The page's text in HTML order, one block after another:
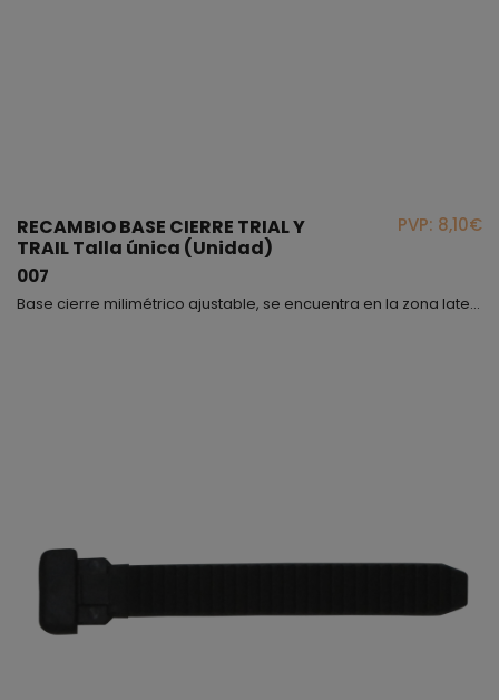
RECAMBIO BASE CIERRE TRIAL Y
TRAIL Talla única (Unidad)
007
PVP: 8,10€
Base cierre milimétrico ajustable, se encuentra en la zona lateral exterior de la bota, apta para los modelos 3040, ANDES y 334.